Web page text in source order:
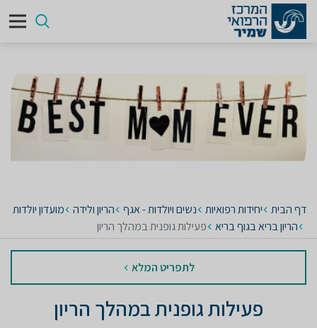
דף הבית יחידות רפואיות נשים ויולדות - אגף הריון ולידה
מועדון יולדות
הריון בריא בגוף בריא
פעילות גופנית במהלך הריון
לתפריט המלא
פעילות גופנית במהלך הריון